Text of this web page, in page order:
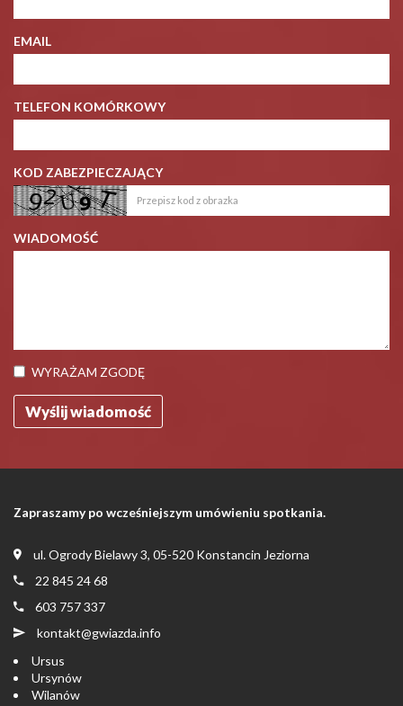
EMAIL
TELEFON KOMÓRKOWY
KOD ZABEZPIECZAJĄCY
WIADOMOŚĆ
WYRAŻAM ZGODĘ
Zapraszamy po wcześniejszym umówieniu spotkania.
ul. Ogrody Bielawy 3, 05-520 Konstancin Jeziorna
22 845 24 68
603 757 337
kontakt@gwiazda.info
Ursus
Ursynów
Wilanów